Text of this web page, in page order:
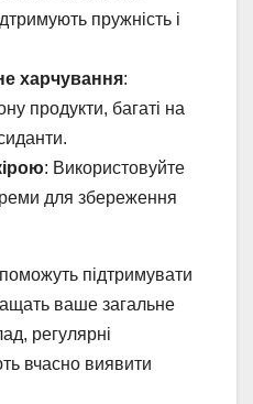
пружність і
харчування:
продукти, багаті на
: Використовуйте
для збереження
підтримувати
ваше загальне
регулярні
вчасно виявити